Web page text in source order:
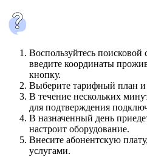
Воспользуйтесь
введите координаты
кнопку.
Выберите тарифный план и
В течение нескольких
для подтверждения
В назначенный день
настроит оборудование.
Внесите абонентскую
услугами.